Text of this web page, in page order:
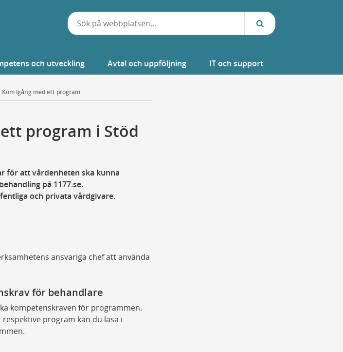
och utveckling Avtal och uppföljning IT och support
Kom igång med ett program
program i Stöd
för att vårdenheten ska kunna
på 1177.se.
och privata vårdgivare.
ansvariga chef att använda
för behandlare
kompetenskraven för programmen.
program kan du läsa i